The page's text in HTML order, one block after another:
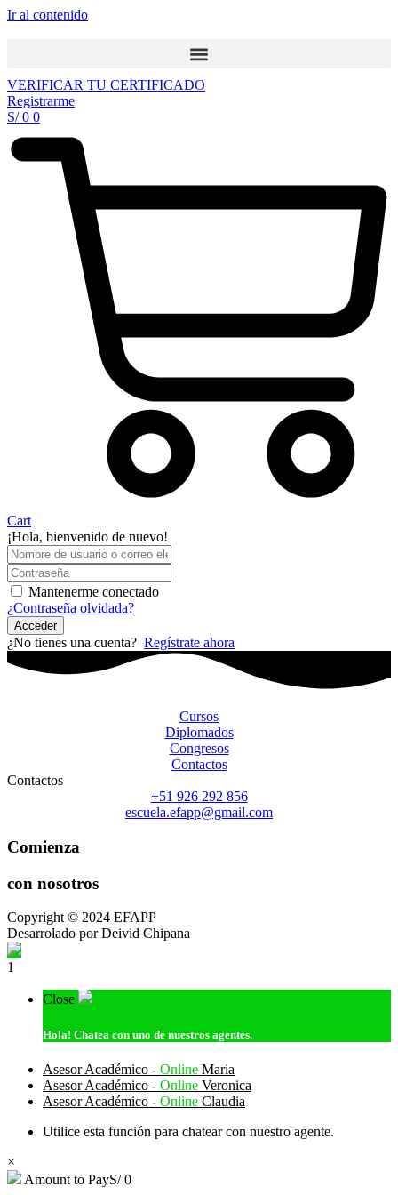
Ir al contenido
VERIFICAR TU CERTIFICADO
Registrarme
S/0 0
Cart
¡Hola, bienvenido de nuevo!
Mantenerme conectado
¿Contraseña olvidada?
Acceder
¿No tienes una cuenta? Regístrate ahora
Cursos
Diplomados
Congresos
Contactos
Contactos
+51 926 292 856
escuela.efapp@gmail.com
Comienza
con nosotros
Copyright © 2024 EFAPP
Desarrolado por Deivid Chipana
1
Close
Hola! Chatea con uno de nuestros agentes.
Asesor Académico - Online Maria
Asesor Académico - Online Veronica
Asesor Académico - Online Claudia
Utilice esta función para chatear con nuestro agente.
×
Amount to PayS/0